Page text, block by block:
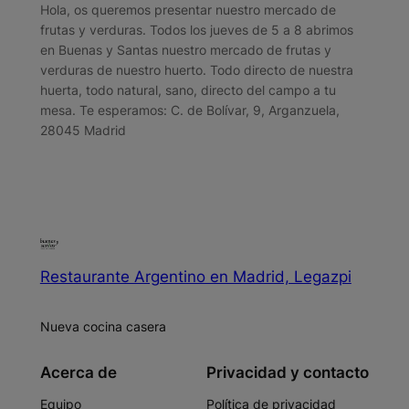
Hola, os queremos presentar nuestro mercado de
frutas y verduras. Todos los jueves de 5 a 8 abrimos
en Buenas y Santas nuestro mercado de frutas y
verduras de nuestro huerto. Todo directo de nuestra
huerta, todo natural, sano, directo del campo a tu
mesa. Te esperamos: C. de Bolívar, 9, Arganzuela,
28045 Madrid
Restaurante Argentino en Madrid, Legazpi
Nueva cocina casera
Acerca de
Equipo
Privacidad y contacto
Política de privacidad